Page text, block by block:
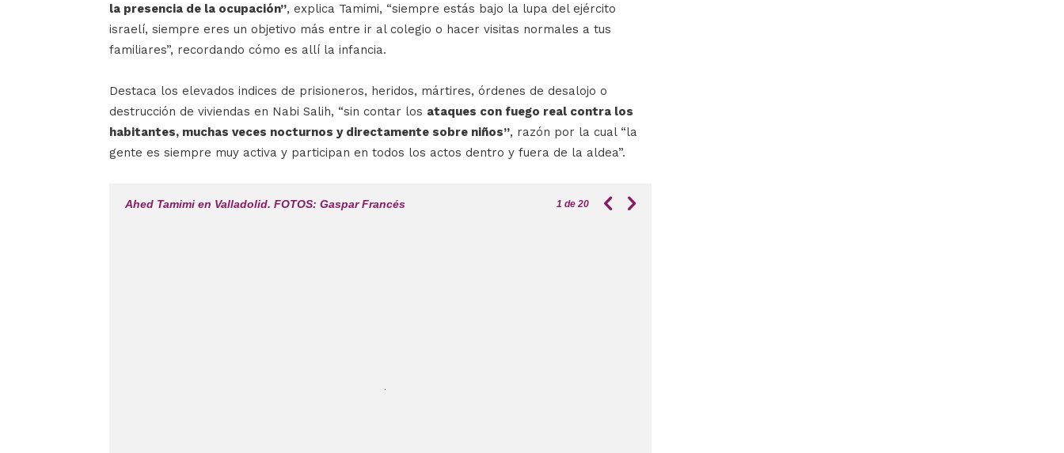
la presencia de la ocupación”, explica Tamimi, “siempre estás bajo la lupa del ejército
israelí, siempre eres un objetivo más entre ir al colegio o hacer visitas normales a tus
familiares”, recordando cómo es allí la infancia.
Destaca los elevados indices de prisioneros, heridos, mártires, órdenes de desalojo o
destrucción de viviendas en Nabi Salih, “sin contar los ataques con fuego real contra los
habitantes, muchas veces nocturnos y directamente sobre niños”, razón por la cual “la
gente es siempre muy activa y participan en todos los actos dentro y fuera de la aldea”.
Ahed Tamimi en Valladolid. FOTOS: Gaspar Francés 1 de 20